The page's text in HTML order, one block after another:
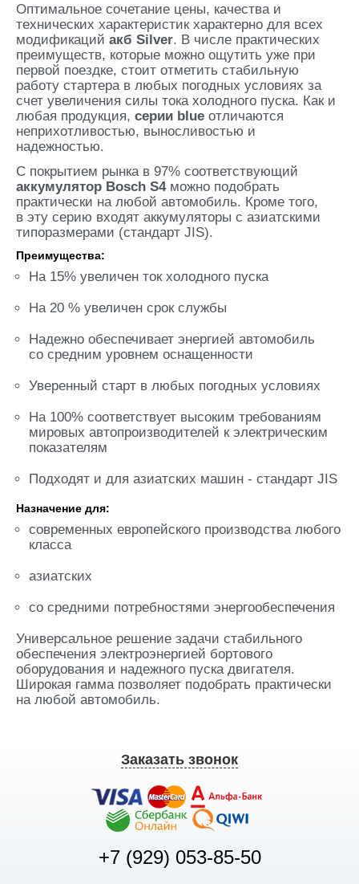
Оптимальное сочетание цены, качества и
технических характеристик характерно для всех
модификаций акб Silver. В числе практических
преимуществ, которые можно ощутить уже при
первой поездке, стоит отметить стабильную
работу стартера в любых погодных условиях за
счет увеличения силы тока холодного пуска. Как и
любая продукция, серии blue отличаются
неприхотливостью, выносливостью и
надежностью.
С покрытием рынка в 97% соответствующий
аккумулятор Bosch S4можно подобрать
практически на любой автомобиль. Кроме того,
в эту серию входят аккумуляторы с азиатскими
типоразмерами (стандарт JIS).
Преимущества:
На 15% увеличен ток холодного пуска
На 20 % увеличен срок службы
Надежно обеспечивает энергией автомобиль
со средним уровнем оснащенности
Уверенный старт в любых погодных условиях
На 100% соответствует высоким требованиям
мировых автопроизводителей к электрическим
показателям
Подходят и для азиатских машин - стандарт JIS
Назначение для:
современных европейского производства любого
класса
азиатских
со средними потребностями энергообеспечения
Универсальное решение задачи стабильного
обеспечения электроэнергией бортового
оборудования и надежного пуска двигателя.
Широкая гамма позволяет подобрать практически
на любой автомобиль.
Заказать звонок
+7 (929) 053-85-50